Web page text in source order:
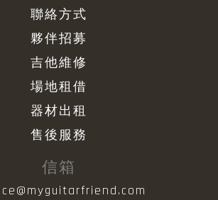
聯絡方式
夥伴招募
吉他維修
場地租借
器材出租
售後服務
信箱